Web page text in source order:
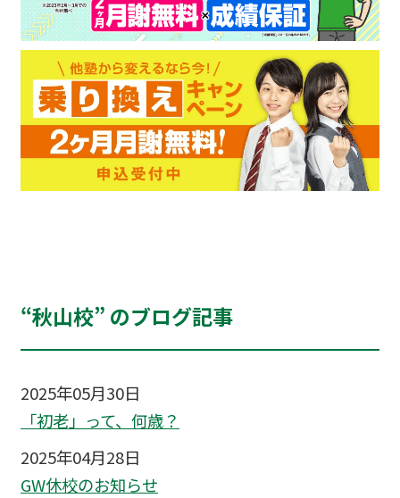
“秋山校” のブログ記事
2025年05月30日
「初老」って、何歳？
2025年04月28日
GW休校のお知らせ